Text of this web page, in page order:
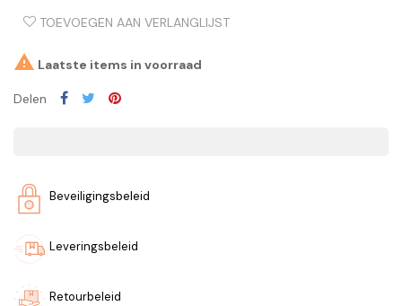
TOEVOEGEN AAN VERLANGLIJST
 Laatste items in voorraad
Delen
Beveiligingsbeleid
Leveringsbeleid
Retourbeleid